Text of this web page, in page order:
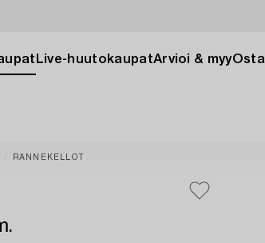
Live-huutokaupatArvioi & myyOsta
RANNEKELLOT